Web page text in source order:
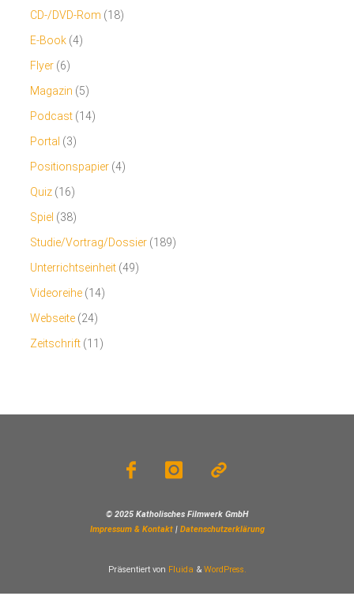
CD-/DVD-Rom (18)
E-Book (4)
Flyer (6)
Magazin (5)
Podcast (14)
Portal (3)
Positionspapier (4)
Quiz (16)
Spiel (38)
Studie/Vortrag/Dossier (189)
Unterrichtseinheit (49)
Videoreihe (14)
Webseite (24)
Zeitschrift (11)
© 2025 Katholisches Filmwerk GmbH
Impressum & Kontakt| Datenschutzerklärung
Präsentiert von Fluida & WordPress.